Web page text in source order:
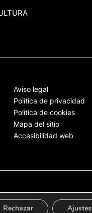
Aviso legal
Política de privacidad
Política de cookies
Mapa del sitio
Accesibilidad web
Rechazar Ajustes